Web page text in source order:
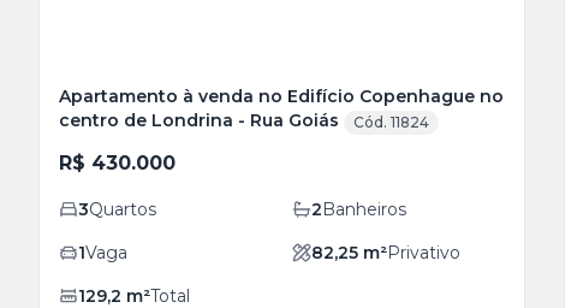
Apartamento à venda no Edifício Copenhague no
centro de Londrina - Rua Goiás
Cód. 11824
R$ 430.000
3Quartos 2Banheiros
1Vaga 82,25m²Privativo
129,2 m²Total